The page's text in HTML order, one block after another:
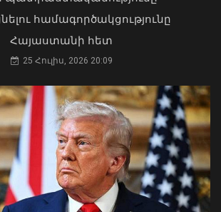
համագործակցությունը
Հայաստանի հետ
25 Հուլիս, 2026 20:09